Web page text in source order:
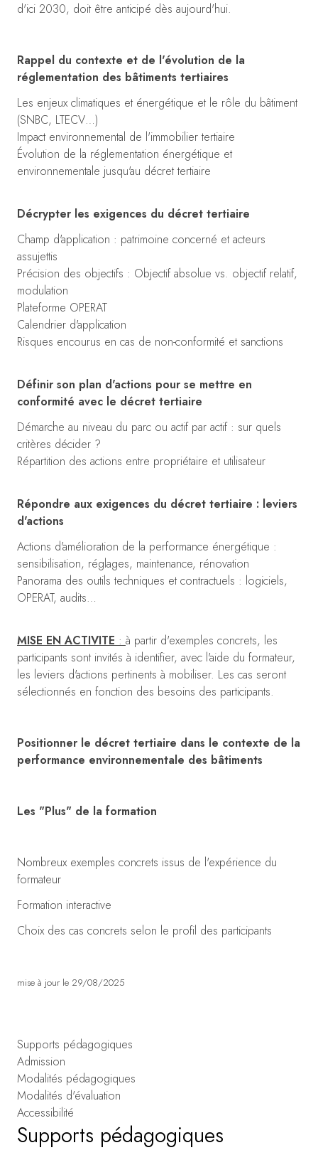
d'ici 2030, doit être anticipé dès aujourd'hui.
Rappel du contexte et de l'évolution de la
réglementation des bâtiments tertiaires
Les enjeux climatiques et énergétique et le rôle du bâtiment
(SNBC, LTECV…)
Impact environnemental de l'immobilier tertiaire
Évolution de la réglementation énergétique et
environnementale jusqu'au décret tertiaire
Décrypter les exigences du décret tertiaire
Champ d'application : patrimoine concerné et acteurs
assujettis
Précision des objectifs : Objectif absolue vs. objectif relatif,
modulation
Plateforme OPERAT
Calendrier d'application
Risques encourus en cas de non-conformité et sanctions
Définir son plan d'actions pour se mettre en
conformité avec le décret tertiaire
Démarche au niveau du parc ou actif par actif : sur quels
critères décider ?
Répartition des actions entre propriétaire et utilisateur
Répondre aux exigences du décret tertiaire : leviers
d'actions
Actions d'amélioration de la performance énergétique :
sensibilisation, réglages, maintenance, rénovation
Panorama des outils techniques et contractuels : logiciels,
OPERAT, audits…
MISE EN ACTIVITE : à partir d'exemples concrets, les
participants sont invités à identifier, avec l'aide du formateur,
les leviers d'actions pertinents à mobiliser. Les cas seront
sélectionnés en fonction des besoins des participants.
Positionner le décret tertiaire dans le contexte de la
performance environnementale des bâtiments
Les "Plus" de la formation
Nombreux exemples concrets issus de l'expérience du
formateur
Formation interactive
Choix des cas concrets selon le profil des participants
mise à jour le 29/08/2025
Supports pédagogiques
Admission
Modalités pédagogiques
Modalités d'évaluation
Accessibilité
Supports pédagogiques